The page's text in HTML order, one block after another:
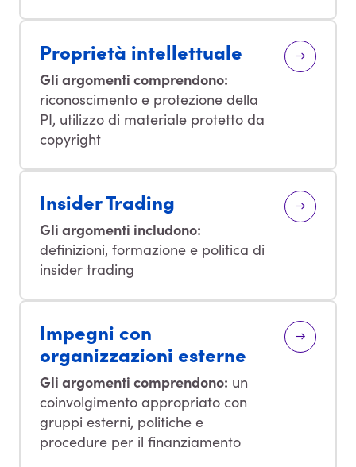
Proprietà intellettuale
Gli argomenti comprendono:
riconoscimento e protezione della
PI, utilizzo di materiale protetto da
copyright
Insider Trading
Gli argomenti includono:
definizioni, formazione e politica di
insider trading
Impegni con
organizzazioni esterne
Gli argomenti comprendono: un
coinvolgimento appropriato con
gruppi esterni, politiche e
procedure per il finanziamento